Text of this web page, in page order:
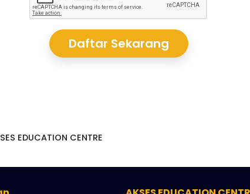
Daftar Sekarang
EDUCATION CENTRE